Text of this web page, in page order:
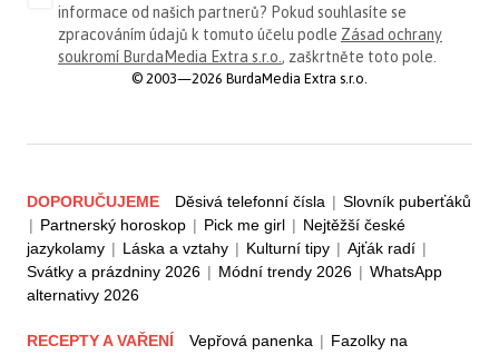
informace od našich partnerů? Pokud souhlasíte se
zpracováním údajů k tomuto účelu podle Zásad ochrany
soukromí BurdaMedia Extra s.r.o. , zaškrtněte toto pole.
© 2003—2026 BurdaMedia Extra s.r.o.
DOPORUČUJEME Děsivá telefonní čísla | Slovník puberťáků
| Partnerský horoskop | Pick me girl | Nejtěžší české
jazykolamy | Láska a vztahy | Kulturní tipy | Ajťák radí |
Svátky a prázdniny 2026 | Módní trendy 2026 | WhatsApp
alternativy 2026
RECEPTY A VAŘENÍ Vepřová panenka | Fazolky na